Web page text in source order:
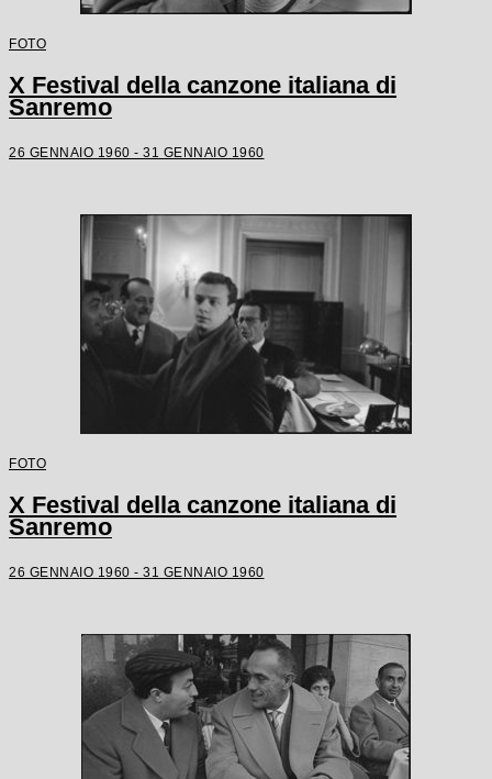
FOTO
X Festival della canzone italiana di
Sanremo
26 GENNAIO 1960 - 31 GENNAIO 1960
FOTO
X Festival della canzone italiana di
Sanremo
26 GENNAIO 1960 - 31 GENNAIO 1960